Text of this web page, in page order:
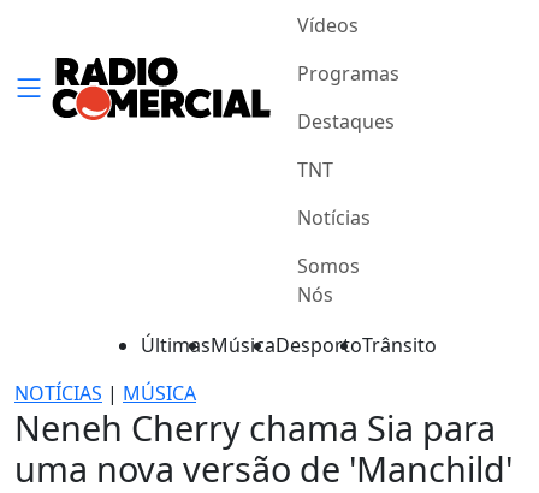
Vídeos
Programas
Destaques
TNT
Notícias
Somos
Nós
ÚltimasMúsicaDesportoTrânsito
NOTÍCIAS | MÚSICA
Neneh Cherry chama Sia para
uma nova versão de 'Manchild'